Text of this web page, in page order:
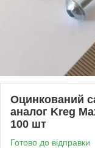
Оцинкований
аналог Kreg
100 шт
Готово до відправки